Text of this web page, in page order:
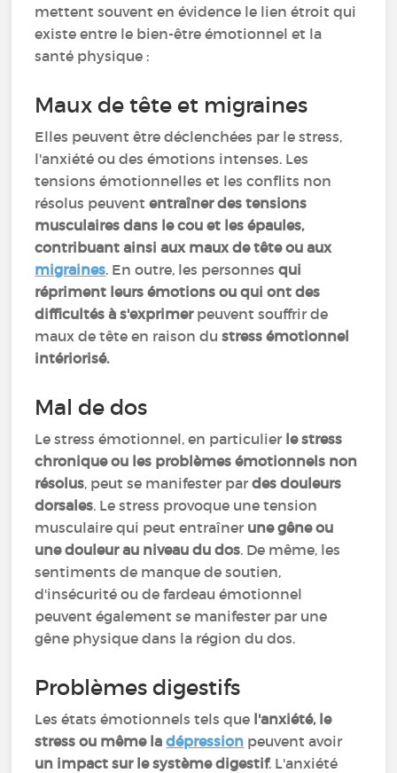
mettent souvent en évidence le lien étroit qui
existe entre le bien-être émotionnel et la
santé physique :
Maux de tête et migraines
Elles peuvent être déclenchées par le stress,
l'anxiété ou des émotions intenses. Les
tensions émotionnelles et les conflits non
résolus peuvententraîner des tensions
musculaires dans le cou et les épaules,
contribuant ainsi aux maux de tête ou aux
migraines. En outre, les personnesqui
répriment leurs émotions ou qui ont des
difficultés à s'exprimer peuvent souffrir de
maux de tête en raison dustress émotionnel
intériorisé.
Mal de dos
Le stress émotionnel, en particulier le stress
chronique ou les problèmes émotionnels non
résolus, peut se manifester pardes douleurs
dorsales. Le stress provoque une tension
musculaire qui peut entraîner une gêne ou
une douleur au niveau du dos. De même, les
sentiments de manque de soutien,
d'insécurité ou de fardeau émotionnel
peuvent également se manifester par une
gêne physique dans la région du dos.
Problèmes digestifs
Les états émotionnels tels que l'anxiété, le
stress ou même ladépression peuvent avoir
un impact sur le système digestif. L'anxiété